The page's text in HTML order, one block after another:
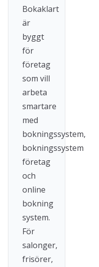
Bokaklart
är
byggt
för
företag
som vill
arbeta
smartare
med
bokningssystem,
bokningssystem
företag
och
online
bokning
system.
För
salonger,
frisörer,